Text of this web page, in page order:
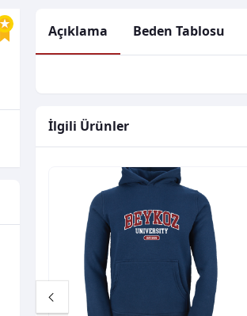
Açıklama Beden Tablosu
İlgili Ürünler